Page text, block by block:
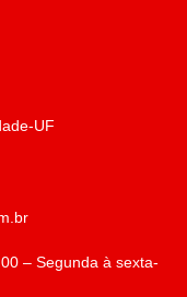
UF
– Segunda à sexta-